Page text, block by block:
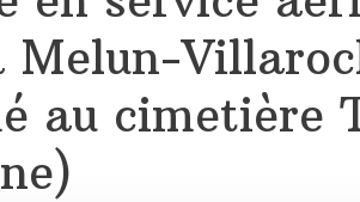
Melun-
au cimetière